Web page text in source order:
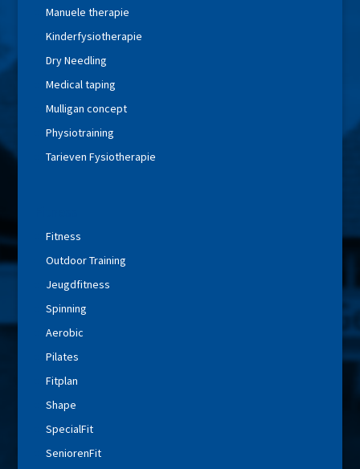
Manuele therapie
Kinderfysiotherapie
Dry Needling
Medical taping
Mulligan concept
Physiotraining
Tarieven Fysiotherapie
Fitness
Outdoor Training
Jeugdfitness
Spinning
Aerobic
Pilates
Fitplan
Shape
SpecialFit
SeniorenFit